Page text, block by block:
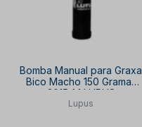
Bomba Manual para Graxa
Bico Macho 150 Gramas
2015-M LUPUS
Lupus